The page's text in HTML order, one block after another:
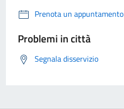
Prenota un appuntamento
Problemi in città
Segnala disservizio